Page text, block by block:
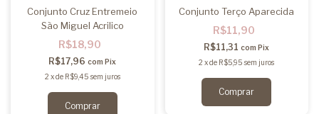
Conjunto Cruz Entremeio
São Miguel Acrilico
R$18,90
R$17,96com Pix
2 xde R$9,45 sem juros
Conjunto Terço Aparecida
R$11,90
R$11,31com Pix
2 xde R$5,95 sem juros